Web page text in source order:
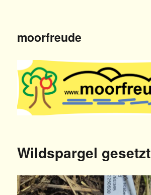
moorfreude
Wildspargel gesetzt